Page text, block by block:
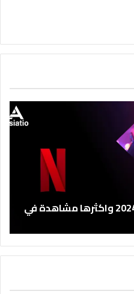
أفضل المسلسلات الكورية 2024 واكثرها مشاهدة في